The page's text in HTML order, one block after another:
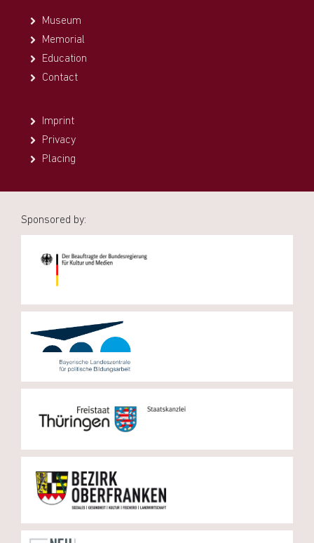
Museum
Memorial
Education
Contact
Imprint
Privacy
Placing
Sponsored by: